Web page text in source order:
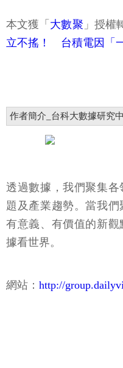
本文獲「 大數聚 」授權
立不搖！ 台積電因「
作者簡介_台科大數據研究
透過數據，我們聚集
題及產業趨勢。當我
有意義、有價值的新
據看世界。
網站： http://